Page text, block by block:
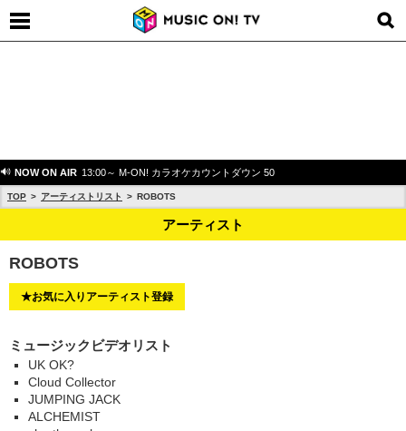
NOW ON AIR 13:00～ M-ON! カラオケカウントダウン 50
TOP アーティストリスト ROBOTS
アーティスト
ROBOTS
★お気に入りアーティスト登録
ミュージックビデオリスト
UK OK?
Cloud Collector
JUMPING JACK
ALCHEMIST